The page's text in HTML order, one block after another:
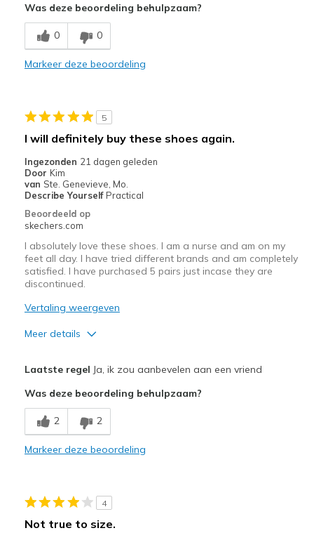
Comfortable
Stylish
Travel
Width
View On Shoes
Was deze beoordeling behulpzaam?
0 0
Markeer deze beoordeling
5
I will definitely buy these shoes again.
Ingezonden 21 dagen geleden
Door Kim
van Ste. Genevieve, Mo.
Describe Yourself Practical
Beoordeeld op
skechers.com
I absolutely love these shoes. I am a nurse and am on my
feet all day. I have tried different brands and am completely
satisfied. I have purchased 5 pairs just incase they are
discontinued.
Vertaling weergeven
Meer details
Breathe Well
Comfortable
Minpunten
Laatste regel Ja, ik zou aanbevelen aan een vriend
Was deze beoordeling behulpzaam?
2 2
Markeer deze beoordeling
4
Not true to size.